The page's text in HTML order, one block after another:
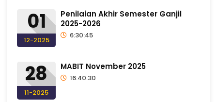
01
12-2025
Penilaian Akhir Semester Ganjil
2025-2026
6:30:45
28
11-2025
MABIT November 2025
16:40:30